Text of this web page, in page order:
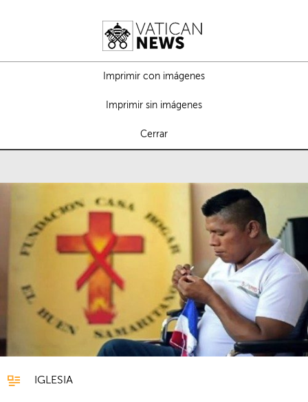
Imprimir con imágenes
Imprimir sin imágenes
Cerrar
IGLESIA